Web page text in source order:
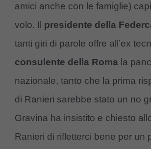
amici anche con le famiglie)
volo. Il presidente della
tanti giri di parole offre all’ex
consulente della Roma la
nazionale, tanto che la prima
di Ranieri sarebbe stato un no
Gravina ha insistito e chiesto
Ranieri di rifletterci bene per un